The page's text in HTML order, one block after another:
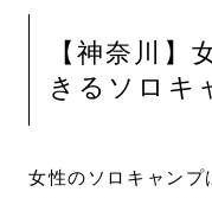
【神奈川】
きるソロキ
女性のソロキャン